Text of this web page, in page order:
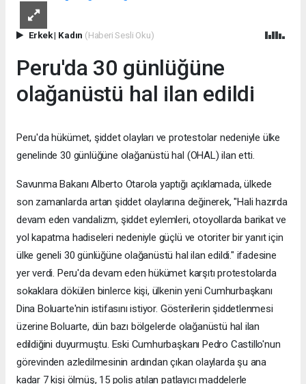
Erkek| Kadın (Haberi Sesli Oku)
Peru'da 30 günlüğüne
olağanüstü hal ilan edildi
Peru'da hükümet, şiddet olayları ve protestolar nedeniyle ülke
genelinde 30 günlüğüne olağanüstü hal (OHAL) ilan etti.
Savunma Bakanı Alberto Otarola yaptığı açıklamada, ülkede
son zamanlarda artan şiddet olaylarına değinerek, "Hali hazırda
devam eden vandalizm, şiddet eylemleri, otoyollarda barikat ve
yol kapatma hadiseleri nedeniyle güçlü ve otoriter bir yanıt için
ülke geneli 30 günlüğüne olağanüstü hal ilan edildi." ifadesine
yer verdi. Peru'da devam eden hükümet karşıtı protestolarda
sokaklara dökülen binlerce kişi, ülkenin yeni Cumhurbaşkanı
Dina Boluarte'nin istifasını istiyor. Gösterilerin şiddetlenmesi
üzerine Boluarte, dün bazı bölgelerde olağanüstü hal ilan
edildiğini duyurmuştu. Eski Cumhurbaşkanı Pedro Castillo'nun
görevinden azledilmesinin ardından çıkan olaylarda şu ana
kadar 7 kişi ölmüş, 15 polis atılan patlayıcı maddelerle